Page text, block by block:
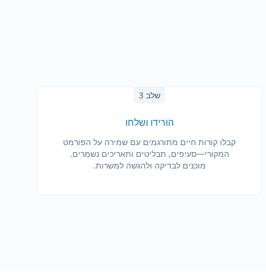
שלב 3
הורידו ושלחו
קבלו קורות חיים מתורגמים עם שמירה על הפורמט
המקורי—סעיפים, תבליטים ותאריכים נשמרים.
מוכנים לבדיקה ולהגשה למשרות.